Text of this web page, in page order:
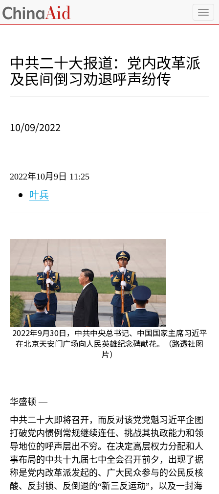
T
o
中共二十大报道：党内改革派
及民间倒习劝退呼声纷传
10/09/2022
2022年10月 9 日 11:25
叶兵
2022年9月30日，中共中央总书记、中国国家主席习近平
在北京天安门广场向人民英雄纪念碑献花。（路透社图
片）
华盛顿 —
中共二十大即将召开，而反对该党党魁习近平企图
打破党内惯例常规继续连任、挑战其执政能力和领
导地位的呼声层出不穷。在决定高层权力分配和人
事布局的中共十九届七中全会召开前夕，出现了据
称是党内改革派发起的、广大民众参与的公民反核
酸、反封锁、反倒退的“新三反运动”，以及一封海